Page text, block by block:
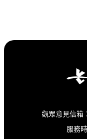
觀眾意見信箱
服務